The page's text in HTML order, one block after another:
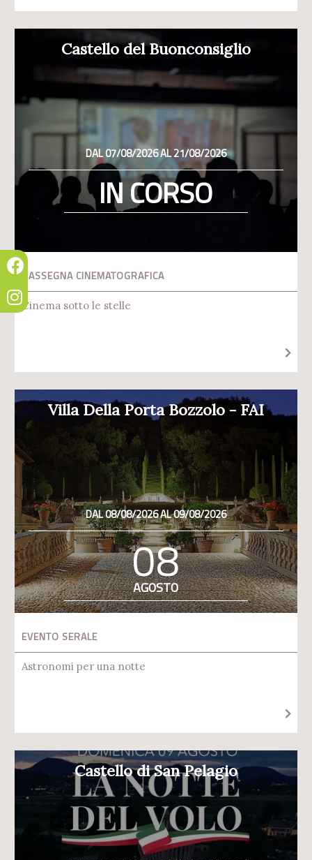
Castello del Buonconsiglio
DAL 07/08/2026 AL 21/08/2026
IN CORSO
RASSEGNA CINEMATOGRAFICA
Cinema sotto le stelle
Villa Della Porta Bozzolo - FAI
DAL 08/08/2026 AL 09/08/2026
08
AGOSTO
EVENTO SERALE
Astronomi per una notte
Castello di San Pelagio